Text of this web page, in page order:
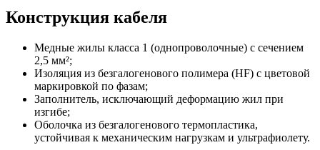
Конструкция кабеля
Медные жилы класса 1 (однопроволочные) с сечением
2,5 мм²;
Изоляция из безгалогенового полимера (HF) с цветовой
маркировкой по фазам;
Заполнитель, исключающий деформацию жил при
изгибе;
Оболочка из безгалогенового термопластика,
устойчивая к механическим нагрузкам и ультрафиолету.